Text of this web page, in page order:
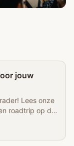
jouw
Lees onze
roadtrip op dit